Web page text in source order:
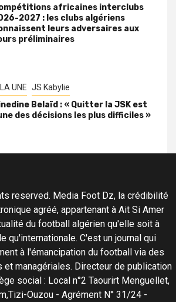
africaines interclubs
2027 : les clubs algériens
leurs adversaires aux
préliminaires
UNE JS Kabylie
Belaïd : « Quitter la JSK est
des décisions les plus difficiles »
reserved. Media Foot Dz, la crédibilité
agréé, appartenant à Ait Si Amer
du football algérien qu'elle soit à
qu'internationale. C'est un journal qui
à l'émancipation du football via des
et managériales. Directeur de publication
social : Local n°2 Taourirt Menguellet,
Ouzou - Agrément N° 31/24 -